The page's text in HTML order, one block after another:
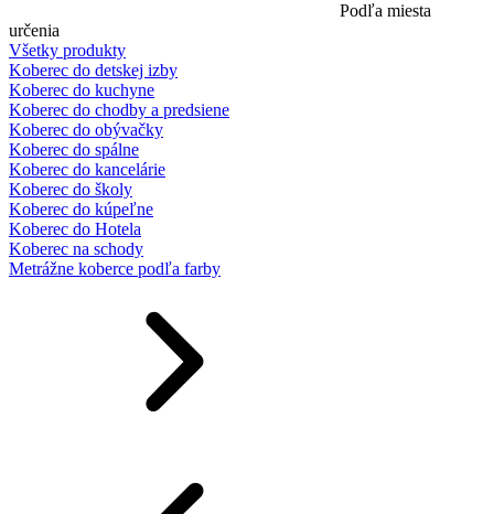
Podľa miesta
určenia
Všetky produkty
Koberec do detskej izby
Koberec do kuchyne
Koberec do chodby a predsiene
Koberec do obývačky
Koberec do spálne
Koberec do kancelárie
Koberec do školy
Koberec do kúpeľne
Koberec do Hotela
Koberec na schody
Metrážne koberce podľa farby